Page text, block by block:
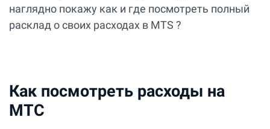
наглядно покажу как и где посмотреть полный
расклад о своих расходах в MTS ?
Как посмотреть расходы на
МТС